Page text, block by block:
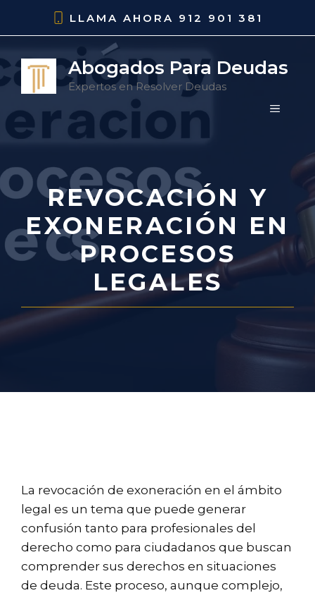
LLAMA AHORA 912 901 381
Abogados Para Deudas
Expertos en Resolver Deudas
MENÚ
REVOCACIÓN Y
EXONERACIÓN EN
PROCESOS
LEGALES
La revocación de exoneración en el ámbito
legal es un tema que puede generar
confusión tanto para profesionales del
derecho como para ciudadanos que buscan
comprender sus derechos en situaciones
de deuda. Este proceso, aunque complejo,